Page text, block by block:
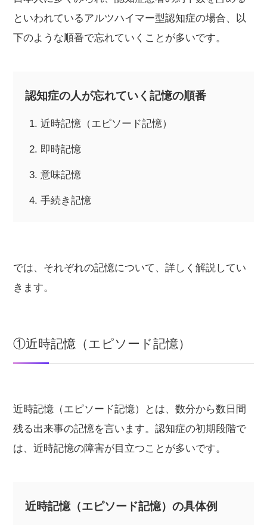
といわれているアルツハイマー型認知症の場合、以
下のような順番で忘れていくことが多いです。
認知症の人が忘れていく記憶の順番
近時記憶（エピソード記憶）
即時記憶
意味記憶
手続き記憶
では、それぞれの記憶について、詳しく解説してい
きます。
①近時記憶（エピソード記憶）
近時記憶（エピソード記憶）とは、数分から数日間
残る出来事の記憶を言います。認知症の初期段階で
は、近時記憶の障害が目立つことが多いです。
近時記憶（エピソード記憶）の具体例